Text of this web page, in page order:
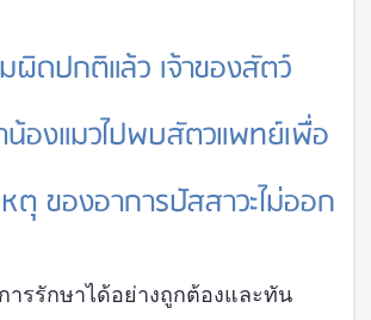
ผิดปกติแล้ว เจ้าของสัตว์
น้องแมวไปพบสัตวแพทย์เพื่อ
ตุ ของอาการปัสสาวะไม่ออก
ารรักษาได้อย่างถูกต้องและทัน